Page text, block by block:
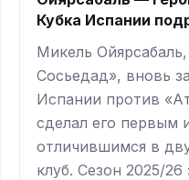
Кубка Испании
Микель
Сосьедад», вновь
Испании против
сделал его первым
отличившимся в
клуб. Сезон 2025/